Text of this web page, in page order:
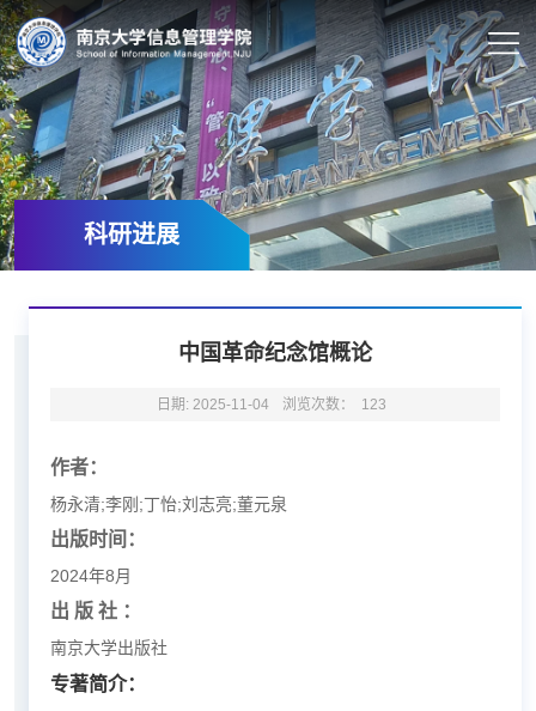
科研进展
中国革命纪念馆概论
日期: 2025-11-04 浏览次数： 123
作者：
杨永清;李刚;丁怡;刘志亮;董元泉
出版时间：
2024年8月
出 版 社 ：
南京大学出版社
专著简介：